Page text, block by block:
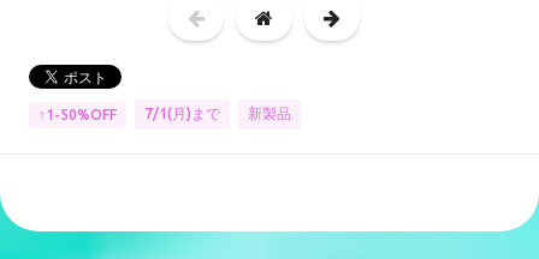
↑1-50%OFF 7/1(月)まで 新製品